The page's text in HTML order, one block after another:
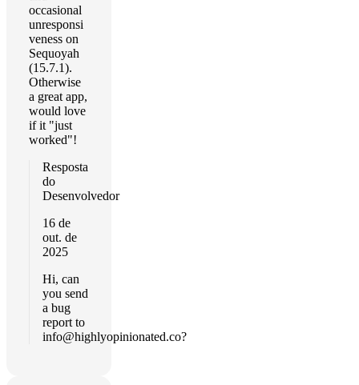
occasional
unresponsi
veness on
Sequoyah
(15.7.1).
Otherwise
a great app,
would love
if it "just
worked"!
Resposta
do
Desenvolvedor
16 de
out. de
2025
Hi, can
you send
a bug
report to
info@highlyopinionated.co?